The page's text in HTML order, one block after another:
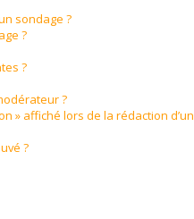
sondage ?
?
?
?
» affiché lors de la rédaction d’un
?